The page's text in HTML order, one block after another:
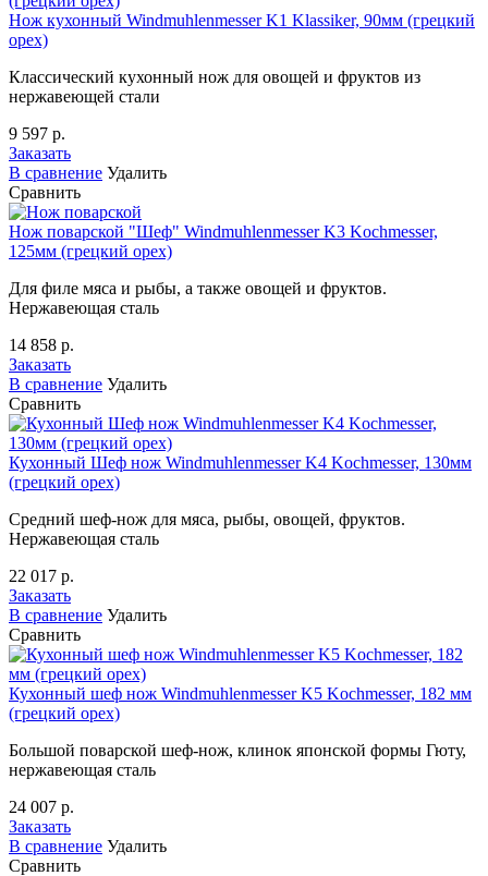
Нож кухонный Windmuhlenmesser K1 Klassiker, 90мм (грецкий
орех)
Классический кухонный нож для овощей и фруктов из
нержавеющей стали
9 597 р.
Заказать
В сравнение Удалить
Сравнить
Нож поварской "Шеф" Windmuhlenmesser K3 Kochmesser,
125мм (грецкий орех)
Для филе мяса и рыбы, а также овощей и фруктов.
Нержавеющая сталь
14 858 р.
Заказать
В сравнение Удалить
Сравнить
Кухонный Шеф нож Windmuhlenmesser K4 Kochmesser, 130мм
(грецкий орех)
Средний шеф-нож для мяса, рыбы, овощей, фруктов.
Нержавеющая сталь
22 017 р.
Заказать
В сравнение Удалить
Сравнить
Кухонный шеф нож Windmuhlenmesser K5 Kochmesser, 182 мм
(грецкий орех)
Большой поварской шеф-нож, клинок японской формы Гюту,
нержавеющая сталь
24 007 р.
Заказать
В сравнение Удалить
Сравнить